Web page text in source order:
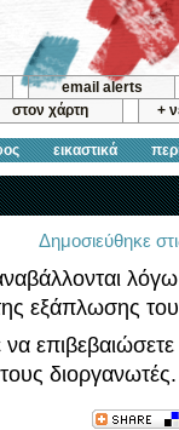
email alerts
στον χάρτη +
εικαστικά
Δημοσιεύθηκε
εξάπλωσης
επιβεβαιώσετε
διοργανωτές.